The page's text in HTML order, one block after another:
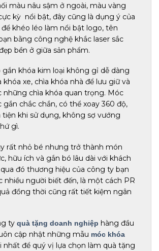
màu nâu sậm ở ngoài, màu vàng
kỳ nổi bật, đây cũng là dụng ý của
để khéo léo làm nổi bật logo, tên
bằng công nghệ khắc laser sắc
bền ở giữa sản phẩm.
gắn khóa kim loại không gỉ dễ dàng
khóa xe, chìa khóa nhà để lưu giữ và
những chìa khóa quan trọng. Móc
gắn chắc chắn, có thể xoay 360 độ,
tiện khi sử dụng, không sợ vướng
gì.
rất nhỏ bé nhưng trở thành món
hữu ích và gắn bó lâu dài với khách
đó thương hiệu của công ty bạn
nhiều người biết đến, là một cách PR
đồng thời cũng rất tiết kiệm ngân
ty quà tặng doanh nghiệp hàng đầu
cập nhật những mẫu móc khóa
nhất để quý vị lựa chọn làm quà tặng